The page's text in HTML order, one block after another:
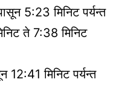
5:23 मिनिट पर्यन्त
ते 7:38 मिनिट
12:41 मिनिट पर्यन्त